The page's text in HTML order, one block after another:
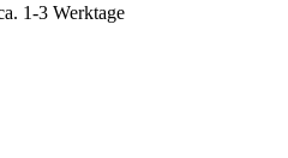
1-3 Werktage